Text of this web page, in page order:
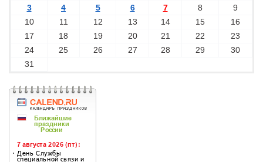
3 4 5 6 7 8
9
10
11 12 13 14 15
16
17
18 19 20 21 22
23
24
25 26 27 28 29
30
31